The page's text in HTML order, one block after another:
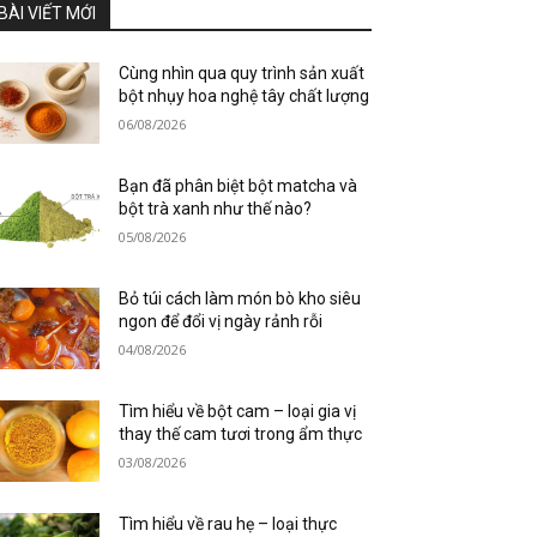
VIẾT MỚI
Cùng nhìn qua quy trình sản xuất
bột nhụy hoa nghệ tây chất lượng
06/08/2026
Bạn đã phân biệt bột matcha và
bột trà xanh như thế nào?
05/08/2026
Bỏ túi cách làm món bò kho siêu
ngon để đổi vị ngày rảnh rỗi
04/08/2026
Tìm hiểu về bột cam – loại gia vị
thay thế cam tươi trong ẩm thực
03/08/2026
Tìm hiểu về rau hẹ – loại thực